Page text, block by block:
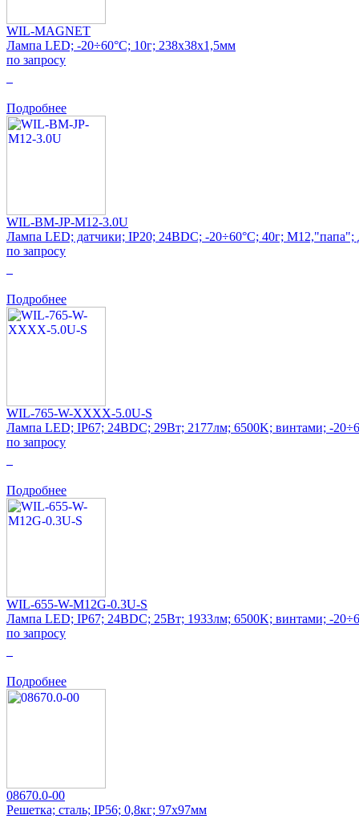
WIL-MAGNET
Лампа LED; -20÷60°C; 10г; 238x38x1,5мм
по запросу
Подробнее
WIL-BM-JP-M12-3.0U
Лампа LED; датчики; IP20; 24ВDC; -20÷60°C; 40г;
по запросу
Подробнее
WIL-765-W-XXXX-5.0U-S
Лампа LED; IP67; 24ВDC; 29Вт; 2177лм; 6500K; винтами; -
по запросу
Подробнее
WIL-655-W-M12G-0.3U-S
Лампа LED; IP67; 24ВDC; 25Вт; 1933лм; 6500K; винтами; -
по запросу
Подробнее
08670.0-00
Решетка; сталь; IP56; 0,8кг; 97x97мм